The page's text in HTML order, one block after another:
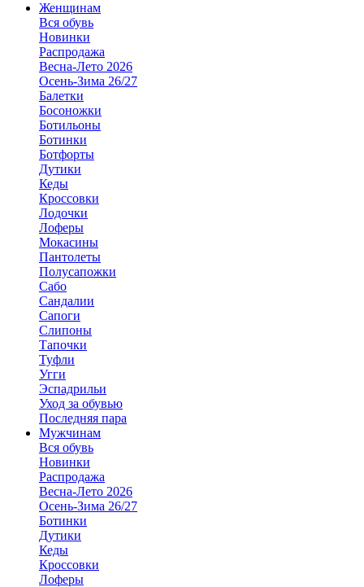
Женщинам
Вся обувь
Новинки
Распродажа
Весна-Лето 2026
Осень-Зима 26/27
Балетки
Босоножки
Ботильоны
Ботинки
Ботфорты
Дутики
Кеды
Кроссовки
Лодочки
Лоферы
Мокасины
Пантолеты
Полусапожки
Сабо
Сандалии
Сапоги
Слипоны
Тапочки
Туфли
Угги
Эспадрильи
Уход за обувью
Последняя пара
Мужчинам
Вся обувь
Новинки
Распродажа
Весна-Лето 2026
Осень-Зима 26/27
Ботинки
Дутики
Кеды
Кроссовки
Лоферы